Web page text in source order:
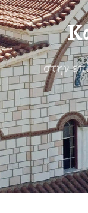
στην